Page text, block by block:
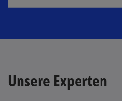
Unsere Experten